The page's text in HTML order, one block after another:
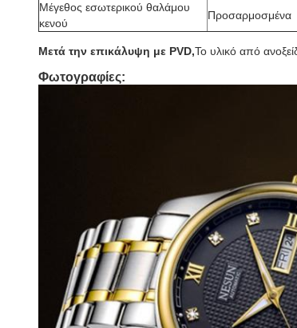
Μέγεθος εσωτερικού θαλάμου
κενού
Προσαρμοσμένα
Μετά την επικάλυψη με PVD,Το υλικό από
Φωτογραφίες: